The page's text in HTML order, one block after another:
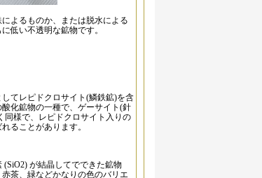
よるものか、または脱水による
低い不透明な鉱物です。
てレピドクロサイト(鱗鉄鉱)を含
化鉱物の一種で、ゲーサイト(針
同様で、レピドクロサイト入りの
ることがあります。
が結晶してでできた鉱物
茶、緑などかなりの色のバリエ